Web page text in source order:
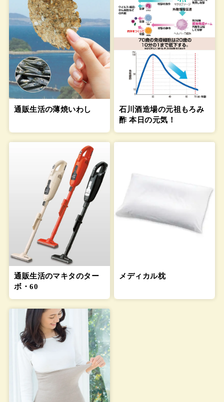
通販生活の薄焼いわし
石川酒造場の元祖もろみ
酢 本日の元気！
通販生活のマキタのター
ボ・60
メディカル枕